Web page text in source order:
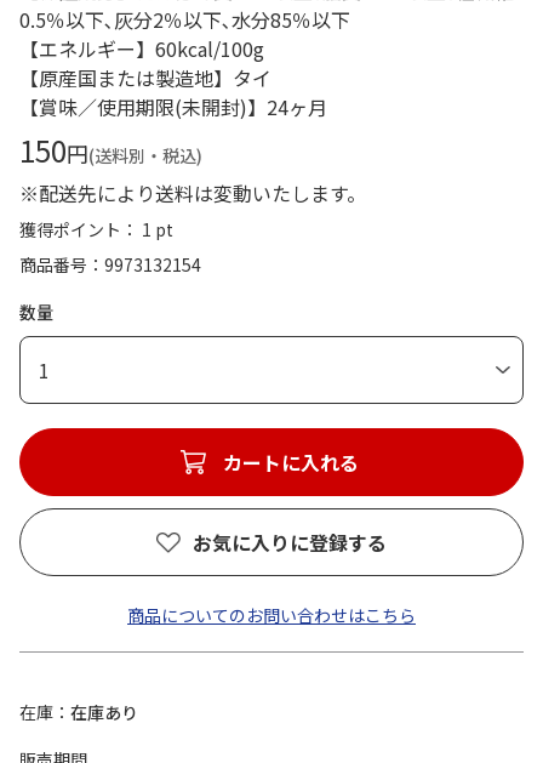
0.5％以下､灰分2％以下､水分85％以下
【エネルギー】60kcal/100g
【原産国または製造地】タイ
【賞味／使用期限(未開封)】24ヶ月
150円(送料別・税込)
※配送先により送料は変動いたします。
獲得ポイント： 1 pt
商品番号
9973132154
数量
1
カートに入れる
お気に入りに登録する
商品についてのお問い合わせはこちら
在庫
在庫あり